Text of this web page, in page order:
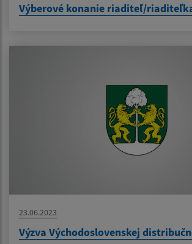
Výberové konanie riaditeľ/
23.06.2023
Výzva Východoslovenskej